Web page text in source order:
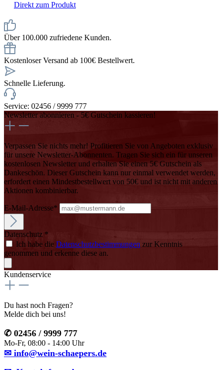
Direkt zum Produkt
Über 100.000 zufriedene Kunden.
Kostenloser Versand ab 100€ Bestellwert.
Schnelle Lieferung.
Service: 02456 / 9999 777
Newsletter abonnieren - 5€ Gutschein kassieren!
Verpassen Sie nichts mehr! Profitieren Sie von Angeboten exklusiv
für unsere Newsletter-Abonnenten. Tragen Sie sich ein für unseren
kostenlosen Newsletter und erhalten Sie einen 5€ Gutschein als
Dankeschön. Dieser Gutschein kann nur einmal verwendet werden,
erfordert einen Mindestbestellwert von 50€ und ist nicht mit anderen
Aktionen kombinierbar.
E-Mail-Adresse*
Datenschutz *
Ich habe die Datenschutzbestimmungen zur Kenntnis
genommen und erkenne diese an.
Kundenservice
Du hast noch Fragen?
Melde dich bei uns!
✆ 02456 / 9999 777
Mo-Fr, 08:00 - 14:00 Uhr
✉ info@wein-schaepers.de